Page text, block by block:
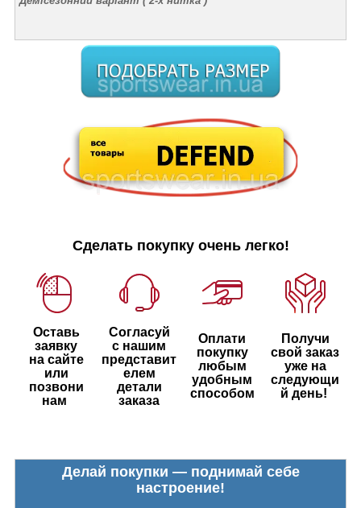
Сделать покупку очень легко!
Оставь
заявку
на сайте
или
позвони
нам
Согласуй
с нашим
представит
елем
детали
заказа
Оплати
покупку
любым
удобным
способом
Получи
свой заказ
уже на
следующи
й день!
Делай покупки — поднимай себе
настроение!